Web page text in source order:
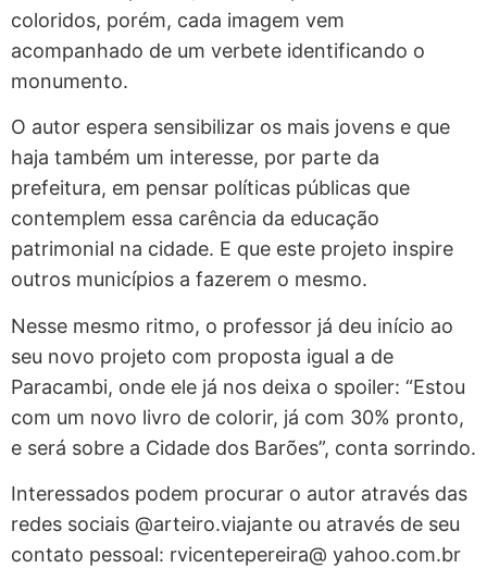
coloridos, porém, cada imagem vem
acompanhado de um verbete identificando o
monumento.
O autor espera sensibilizar os mais jovens e que
haja também um interesse, por parte da
prefeitura, em pensar políticas públicas que
contemplem essa carência da educação
patrimonial na cidade. E que este projeto inspire
outros municípios a fazerem o mesmo.
Nesse mesmo ritmo, o professor já deu início ao
seu novo projeto com proposta igual a de
Paracambi, onde ele já nos deixa o spoiler: “Estou
com um novo livro de colorir, já com 30% pronto,
e será sobre a Cidade dos Barões”, conta sorrindo.
Interessados podem procurar o autor através das
redes sociais @arteiro.viajante ou através de seu
contato pessoal: rvicentepereira@ yahoo.com.br